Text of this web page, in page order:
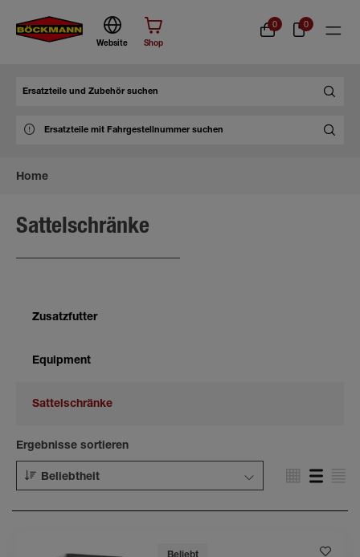
Website Shop
0 0
Home
Sattelschränke
Zusatzfutter
Equipment
Sattelschränke
Ergebnisse sortieren
Beliebtheit